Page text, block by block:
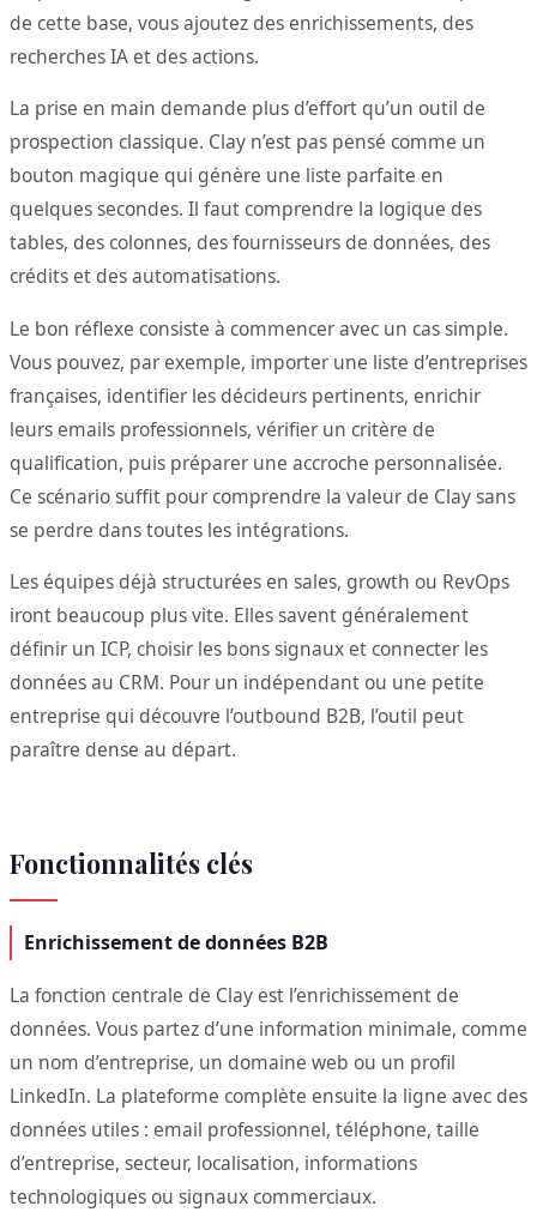
de cette base, vous ajoutez des enrichissements, des
recherches IA et des actions.
La prise en main demande plus d’effort qu’un outil de
prospection classique. Clay n’est pas pensé comme un
bouton magique qui génère une liste parfaite en
quelques secondes. Il faut comprendre la logique des
tables, des colonnes, des fournisseurs de données, des
crédits et des automatisations.
Le bon réflexe consiste à commencer avec un cas simple.
Vous pouvez, par exemple, importer une liste d’entreprises
françaises, identifier les décideurs pertinents, enrichir
leurs emails professionnels, vérifier un critère de
qualification, puis préparer une accroche personnalisée.
Ce scénario suffit pour comprendre la valeur de Clay sans
se perdre dans toutes les intégrations.
Les équipes déjà structurées en sales, growth ou RevOps
iront beaucoup plus vite. Elles savent généralement
définir un ICP, choisir les bons signaux et connecter les
données au CRM. Pour un indépendant ou une petite
entreprise qui découvre l’outbound B2B, l’outil peut
paraître dense au départ.
Fonctionnalités clés
Enrichissement de données B2B
La fonction centrale de Clay est l’enrichissement de
données. Vous partez d’une information minimale, comme
un nom d’entreprise, un domaine web ou un profil
LinkedIn. La plateforme complète ensuite la ligne avec des
données utiles : email professionnel, téléphone, taille
d’entreprise, secteur, localisation, informations
technologiques ou signaux commerciaux.